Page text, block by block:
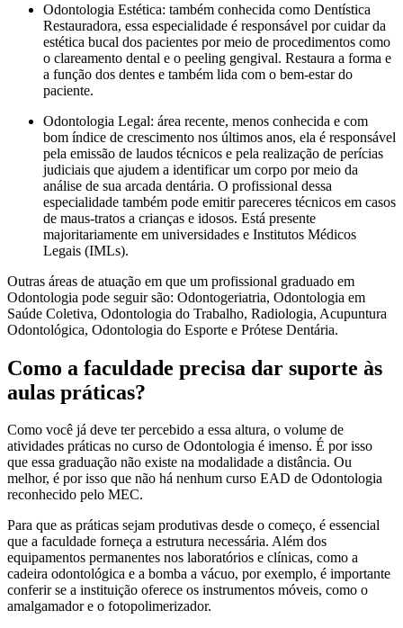
Odontologia Estética: também conhecida como Dentística
Restauradora, essa especialidade é responsável por cuidar da
estética bucal dos pacientes por meio de procedimentos como
o clareamento dental e o peeling gengival. Restaura a forma e
a função dos dentes e também lida com o bem-estar do
paciente.
Odontologia Legal: área recente, menos conhecida e com
bom índice de crescimento nos últimos anos, ela é responsável
pela emissão de laudos técnicos e pela realização de perícias
judiciais que ajudem a identificar um corpo por meio da
análise de sua arcada dentária. O profissional dessa
especialidade também pode emitir pareceres técnicos em casos
de maus-tratos a crianças e idosos. Está presente
majoritariamente em universidades e Institutos Médicos
Legais (IMLs).
Outras áreas de atuação em que um profissional graduado em
Odontologia pode seguir são: Odontogeriatria, Odontologia em
Saúde Coletiva, Odontologia do Trabalho, Radiologia, Acupuntura
Odontológica, Odontologia do Esporte e Prótese Dentária.
Como a faculdade precisa dar suporte às
aulas práticas?
Como você já deve ter percebido a essa altura, o volume de
atividades práticas no curso de Odontologia é imenso. É por isso
que essa graduação não existe na modalidade a distância. Ou
melhor, é por isso que não há nenhum curso EAD de Odontologia
reconhecido pelo MEC.
Para que as práticas sejam produtivas desde o começo, é essencial
que a faculdade forneça a estrutura necessária. Além dos
equipamentos permanentes nos laboratórios e clínicas, como a
cadeira odontológica e a bomba a vácuo, por exemplo, é importante
conferir se a instituição oferece os instrumentos móveis, como o
amalgamador e o fotopolimerizador.